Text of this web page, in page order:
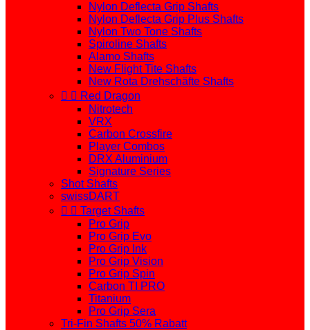
Nylon Deflecta Grip Shafts
Nylon Deflecta Grip Plus Shafts
Nylon Two Tone Shafts
Spiroline Shafts
Alamo Shafts
New Flight Tite Shafts
New Rota Drehschäfte Shafts
  Red Dragon
Nitrotech
VRX
Carbon Crossfire
Player Combos
DRX Aluminium
Signature Series
Shot Shafts
swissDART
  Target Shafts
Pro Grip
Pro Grip Evo
Pro Grip Ink
Pro Grip Vision
Pro Grip Spin
Carbon TI PRO
Titanium
Pro Grip Sera
Tri-Fin Shafts 50% Rabatt